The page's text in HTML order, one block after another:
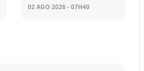
02 AGO 2026 - 07H40